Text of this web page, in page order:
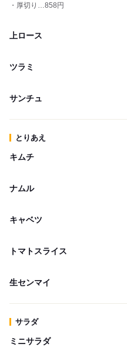
・厚切り…858円
上ロース
ツラミ
サンチュ
とりあえ
キムチ
ナムル
キャベツ
トマトスライス
生センマイ
サラダ
ミニサラダ